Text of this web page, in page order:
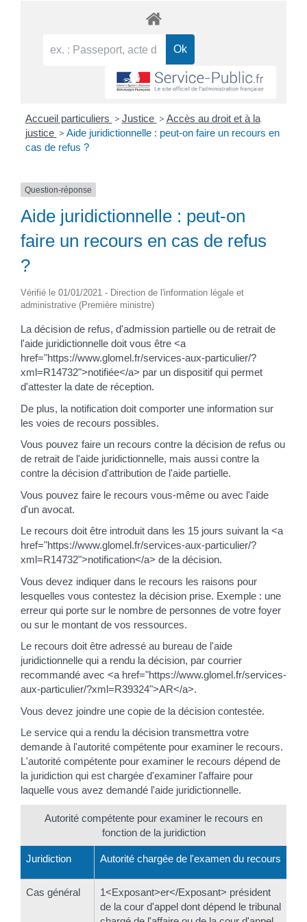
Accueil particuliers > Justice > Accès au droit et à la
justice > Aide juridictionnelle : peut-on faire un recours en
cas de refus ?
Question-réponse
Aide juridictionnelle : peut-on
faire un recours en cas de refus
?
Vérifié le 01/01/2021 - Direction de l'information légale et
administrative (Première ministre)
La décision de refus, d'admission partielle ou de retrait de
l'aide juridictionnelle doit vous être <a
href="https://www.glomel.fr/services-aux-particulier/?
xml=R14732">notifiée</a> par un dispositif qui permet
d'attester la date de réception.
De plus, la notification doit comporter une information sur
les voies de recours possibles.
Vous pouvez faire un recours contre la décision de refus ou
de retrait de l'aide juridictionnelle, mais aussi contre la
contre la décision d'attribution de l'aide partielle.
Vous pouvez faire le recours vous-même ou avec l'aide
d'un avocat.
Le recours doit être introduit dans les 15 jours suivant la <a
href="https://www.glomel.fr/services-aux-particulier/?
xml=R14732">notification</a> de la décision.
Vous devez indiquer dans le recours les raisons pour
lesquelles vous contestez la décision prise. Exemple : une
erreur qui porte sur le nombre de personnes de votre foyer
ou sur le montant de vos ressources.
Le recours doit être adressé au bureau de l'aide
juridictionnelle qui a rendu la décision, par courrier
recommandé avec <a href="https://www.glomel.fr/services-
aux-particulier/?xml=R39324">AR</a>.
Vous devez joindre une copie de la décision contestée.
Le service qui a rendu la décision transmettra votre
demande à l'autorité compétente pour examiner le recours.
L'autorité compétente pour examiner le recours dépend de
la juridiction qui est chargée d'examiner l'affaire pour
laquelle vous avez demandé l'aide juridictionnelle.
Autorité compétente pour examiner le recours en
fonction de la juridiction
Juridiction Autorité chargée de l'examen du recours
Cas général
1<Exposant>er</Exposant> président
de la cour d'appel dont dépend le tribunal